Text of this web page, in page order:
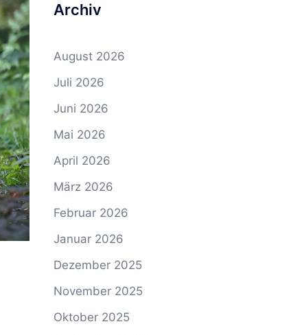
Archiv
August 2026
Juli 2026
Juni 2026
Mai 2026
April 2026
März 2026
Februar 2026
Januar 2026
Dezember 2025
November 2025
Oktober 2025